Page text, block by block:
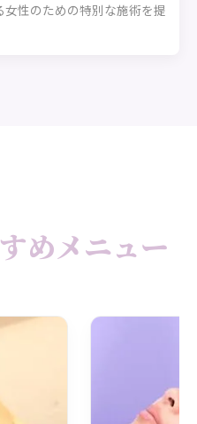
性のための特別な施術を提
めメニュー